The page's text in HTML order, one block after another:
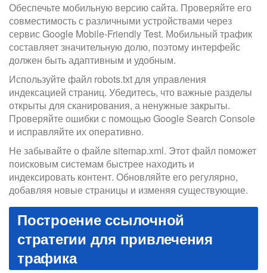
Обеспечьте мобильную версию сайта. Проверяйте его
совместимость с различными устройствами через
сервис Google Mobile-Friendly Test. Мобильный трафик
составляет значительную долю, поэтому интерфейс
должен быть адаптивным и удобным.
Используйте файл robots.txt для управления
индексацией страниц. Убедитесь, что важные разделы
открыты для сканирования, а ненужные закрыты.
Проверяйте ошибки с помощью Google Search Console
и исправляйте их оперативно.
Не забывайте о файле sitemap.xml. Этот файл поможет
поисковым системам быстрее находить и
индексировать контент. Обновляйте его регулярно,
добавляя новые страницы и изменяя существующие.
Построение ссылочной
стратегии для привлечения
трафика